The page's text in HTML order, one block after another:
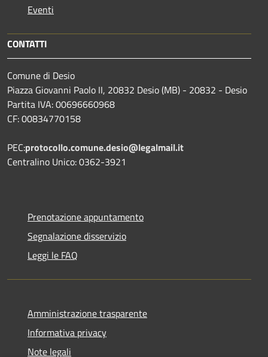
Eventi
CONTATTI
Comune di Desio
Piazza Giovanni Paolo II, 20832 Desio (MB) - 20832 - Desio
Partita IVA: 00696660968
CF: 00834770158
PEC:protocollo.comune.desio@legalmail.it
Centralino Unico: 0362-3921
Prenotazione appuntamento
Segnalazione disservizio
Leggi le FAQ
Amministrazione trasparente
Informativa privacy
Note legali